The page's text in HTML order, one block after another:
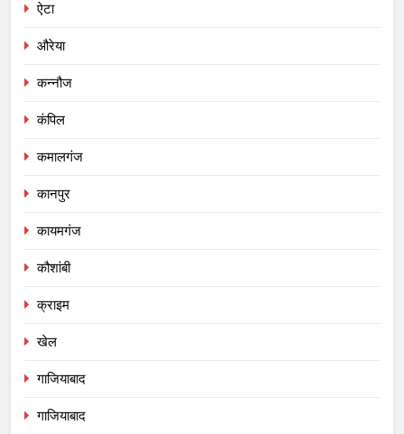
ऐटा
औरेया
कन्नौज
कंपिल
कमालगंज
कानपुर
कायमगंज
कौशांबी
क्राइम
खेल
गाजियाबाद
गाजियाबाद